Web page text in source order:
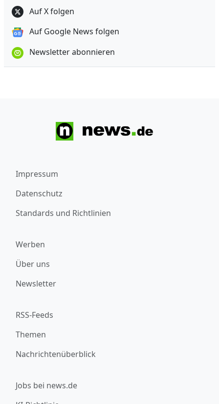
Auf X folgen
Auf Google News folgen
Newsletter abonnieren
Impressum
Datenschutz
Standards und Richtlinien
Werben
Über uns
Newsletter
RSS-Feeds
Themen
Nachrichtenüberblick
Jobs bei news.de